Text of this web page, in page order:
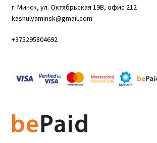
г. Минск, ул. Октябрьская 19B, офис 212
kashulyaminsk@gmail.com
+375295804692